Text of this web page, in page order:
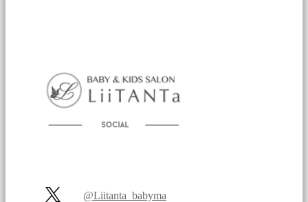
@Liitanta_babyma